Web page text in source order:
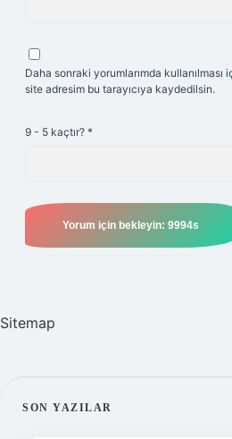
Daha sonraki yorumlarımda kullanılması
site adresim bu tarayıcıya kaydedilsin.
9 - 5 kaçtır? *
Sitemap
SIDEBAR
SON YAZILAR